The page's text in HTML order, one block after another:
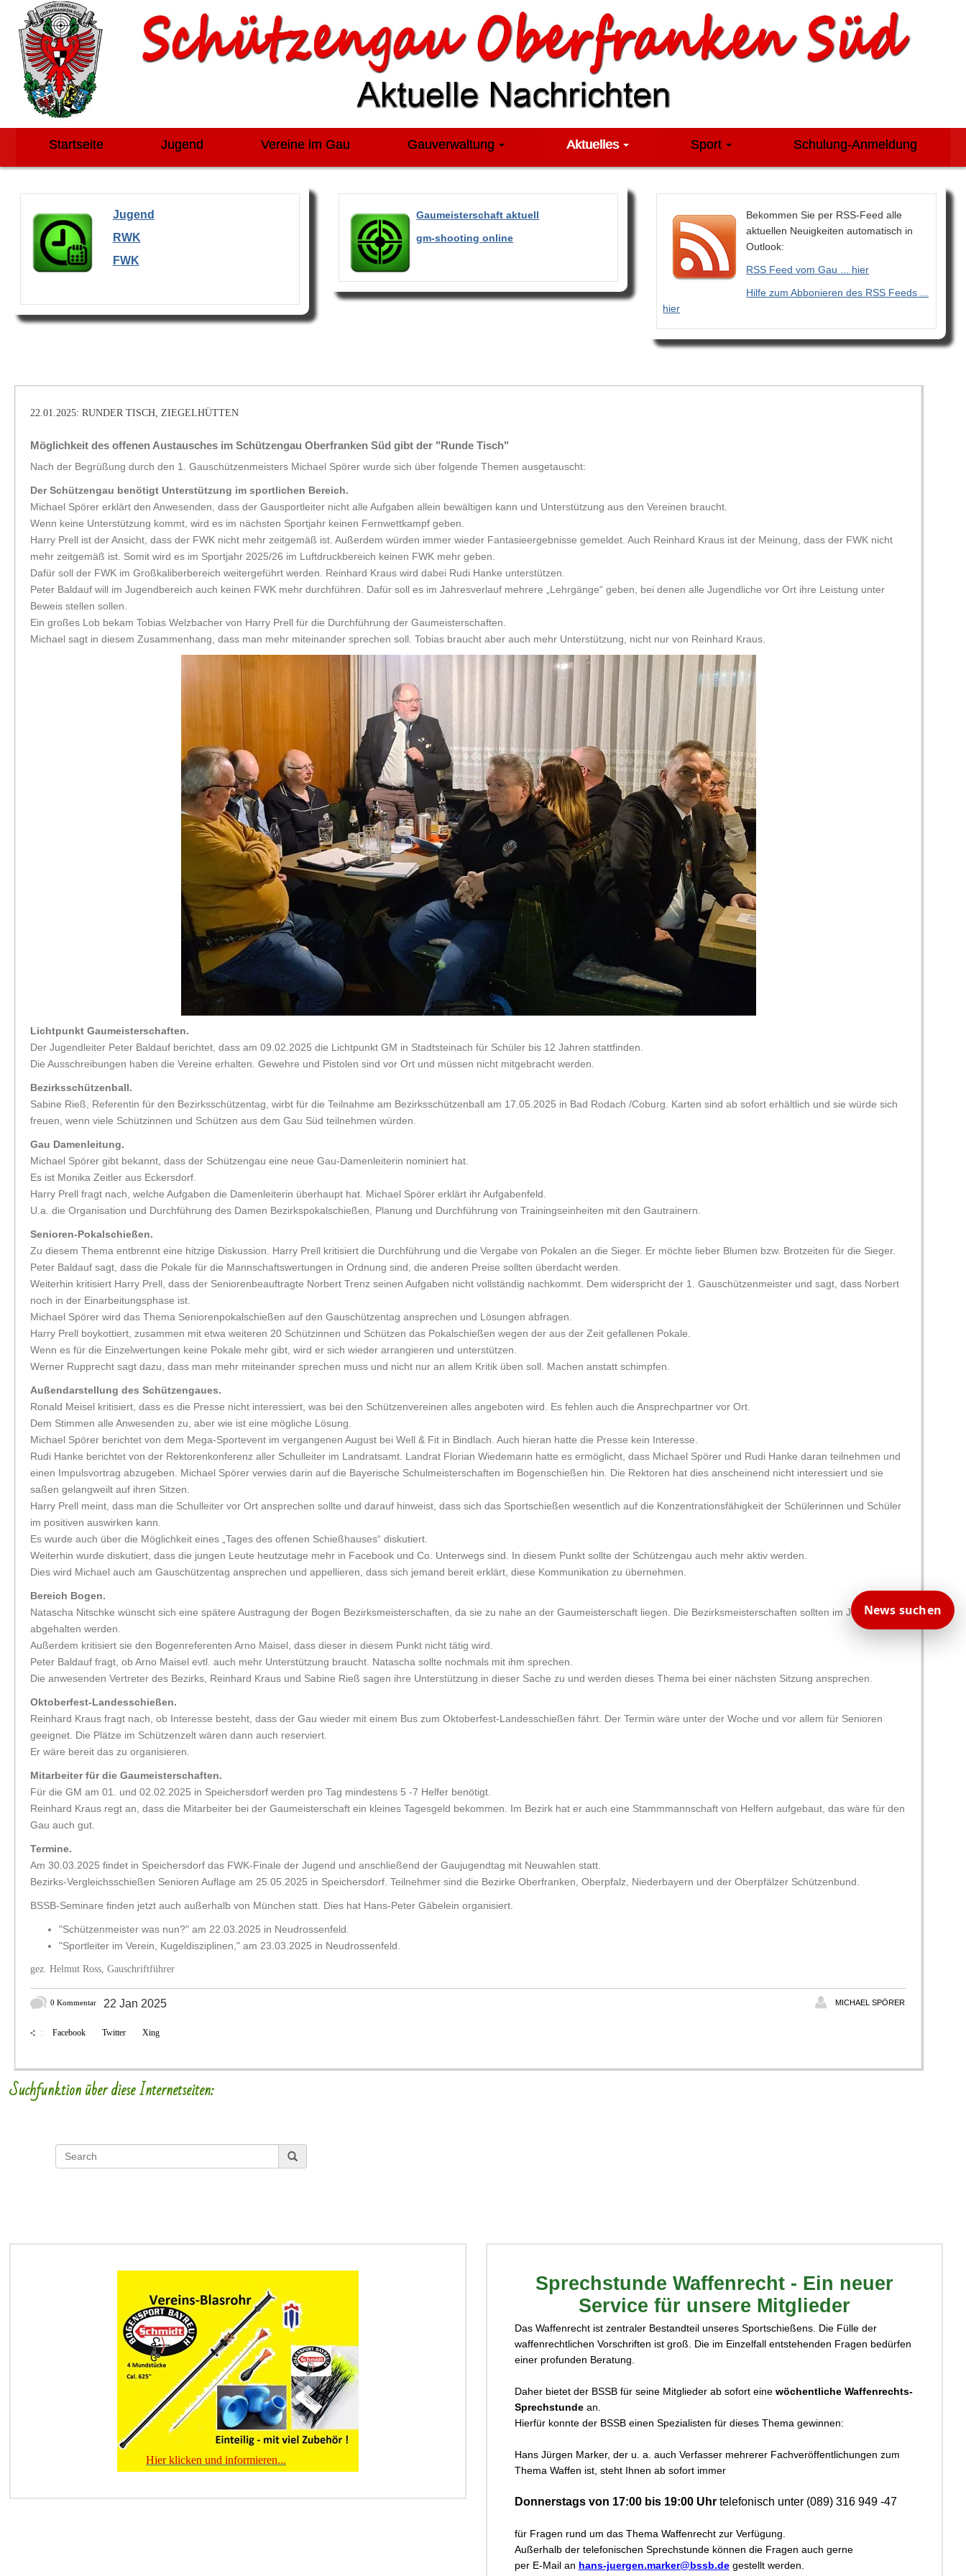
Startseite Jugend Vereine im Gau Gauverwaltung Aktuelles Sport Schulung-Anmeldung
News suchen
Jugend
RWK
FWK
Gaumeisterschaft aktuell
gm-shooting online
Bekommen Sie per RSS-Feed alle
aktuellen Neuigkeiten automatisch in
Outlook:
RSS Feed vom Gau ... hier
Hilfe zum Abbonieren des RSS Feeds ...
hier
22.01.2025: RUNDER TISCH, ZIEGELHÜTTEN
Möglichkeit des offenen Austausches im Schützengau Oberfranken Süd gibt der "Runde Tisch"
Nach der Begrüßung durch den 1. Gauschützenmeisters Michael Spörer wurde sich über folgende Themen ausgetauscht:
Der Schützengau benötigt Unterstützung im sportlichen Bereich.
Michael Spörer erklärt den Anwesenden, dass der Gausportleiter nicht alle Aufgaben allein bewältigen kann und Unterstützung aus den Vereinen braucht.
Wenn keine Unterstützung kommt, wird es im nächsten Sportjahr keinen Fernwettkampf geben.
Harry Prell ist der Ansicht, dass der FWK nicht mehr zeitgemäß ist. Außerdem würden immer wieder Fantasieergebnisse gemeldet. Auch Reinhard Kraus ist der Meinung, dass der FWK nicht
mehr zeitgemäß ist. Somit wird es im Sportjahr 2025/26 im Luftdruckbereich keinen FWK mehr geben.
Dafür soll der FWK im Großkaliberbereich weitergeführt werden. Reinhard Kraus wird dabei Rudi Hanke unterstützen.
Peter Baldauf will im Jugendbereich auch keinen FWK mehr durchführen. Dafür soll es im Jahresverlauf mehrere „Lehrgänge“ geben, bei denen alle Jugendliche vor Ort ihre Leistung unter
Beweis stellen sollen.
Ein großes Lob bekam Tobias Welzbacher von Harry Prell für die Durchführung der Gaumeisterschaften.
Michael sagt in diesem Zusammenhang, dass man mehr miteinander sprechen soll. Tobias braucht aber auch mehr Unterstützung, nicht nur von Reinhard Kraus.
Lichtpunkt Gaumeisterschaften.
Der Jugendleiter Peter Baldauf berichtet, dass am 09.02.2025 die Lichtpunkt GM in Stadtsteinach für Schüler bis 12 Jahren stattfinden.
Die Ausschreibungen haben die Vereine erhalten. Gewehre und Pistolen sind vor Ort und müssen nicht mitgebracht werden.
Bezirksschützenball.
Sabine Rieß, Referentin für den Bezirksschützentag, wirbt für die Teilnahme am Bezirksschützenball am 17.05.2025 in Bad Rodach /Coburg. Karten sind ab sofort erhältlich und sie würde sich
freuen, wenn viele Schützinnen und Schützen aus dem Gau Süd teilnehmen würden.
Gau Damenleitung.
Michael Spörer gibt bekannt, dass der Schützengau eine neue Gau-Damenleiterin nominiert hat.
Es ist Monika Zeitler aus Eckersdorf.
Harry Prell fragt nach, welche Aufgaben die Damenleiterin überhaupt hat. Michael Spörer erklärt ihr Aufgabenfeld.
U.a. die Organisation und Durchführung des Damen Bezirkspokalschießen, Planung und Durchführung von Trainingseinheiten mit den Gautrainern.
Senioren-Pokalschießen.
Zu diesem Thema entbrennt eine hitzige Diskussion. Harry Prell kritisiert die Durchführung und die Vergabe von Pokalen an die Sieger. Er möchte lieber Blumen bzw. Brotzeiten für die Sieger.
Peter Baldauf sagt, dass die Pokale für die Mannschaftswertungen in Ordnung sind, die anderen Preise sollten überdacht werden.
Weiterhin kritisiert Harry Prell, dass der Seniorenbeauftragte Norbert Trenz seinen Aufgaben nicht vollständig nachkommt. Dem widerspricht der 1. Gauschützenmeister und sagt, dass Norbert
noch in der Einarbeitungsphase ist.
Michael Spörer wird das Thema Seniorenpokalschießen auf den Gauschützentag ansprechen und Lösungen abfragen.
Harry Prell boykottiert, zusammen mit etwa weiteren 20 Schützinnen und Schützen das Pokalschießen wegen der aus der Zeit gefallenen Pokale.
Wenn es für die Einzelwertungen keine Pokale mehr gibt, wird er sich wieder arrangieren und unterstützen.
Werner Rupprecht sagt dazu, dass man mehr miteinander sprechen muss und nicht nur an allem Kritik üben soll. Machen anstatt schimpfen.
Außendarstellung des Schützengaues.
Ronald Meisel kritisiert, dass es die Presse nicht interessiert, was bei den Schützenvereinen alles angeboten wird. Es fehlen auch die Ansprechpartner vor Ort.
Dem Stimmen alle Anwesenden zu, aber wie ist eine mögliche Lösung.
Michael Spörer berichtet von dem Mega-Sportevent im vergangenen August bei Well & Fit in Bindlach. Auch hieran hatte die Presse kein Interesse.
Rudi Hanke berichtet von der Rektorenkonferenz aller Schulleiter im Landratsamt. Landrat Florian Wiedemann hatte es ermöglicht, dass Michael Spörer und Rudi Hanke daran teilnehmen und
einen Impulsvortrag abzugeben. Michael Spörer verwies darin auf die Bayerische Schulmeisterschaften im Bogenschießen hin. Die Rektoren hat dies anscheinend nicht interessiert und sie
saßen gelangweilt auf ihren Sitzen.
Harry Prell meint, dass man die Schulleiter vor Ort ansprechen sollte und darauf hinweist, dass sich das Sportschießen wesentlich auf die Konzentrationsfähigkeit der Schülerinnen und Schüler
im positiven auswirken kann.
Es wurde auch über die Möglichkeit eines „Tages des offenen Schießhauses“ diskutiert.
Weiterhin wurde diskutiert, dass die jungen Leute heutzutage mehr in Facebook und Co. Unterwegs sind. In diesem Punkt sollte der Schützengau auch mehr aktiv werden.
Dies wird Michael auch am Gauschützentag ansprechen und appellieren, dass sich jemand bereit erklärt, diese Kommunikation zu übernehmen.
Bereich Bogen.
Natascha Nitschke wünscht sich eine spätere Austragung der Bogen Bezirksmeisterschaften, da sie zu nahe an der Gaumeisterschaft liegen. Die Bezirksmeisterschaften sollten im Juli
abgehalten werden.
Außerdem kritisiert sie den Bogenreferenten Arno Maisel, dass dieser in diesem Punkt nicht tätig wird.
Peter Baldauf fragt, ob Arno Maisel evtl. auch mehr Unterstützung braucht. Natascha sollte nochmals mit ihm sprechen.
Die anwesenden Vertreter des Bezirks, Reinhard Kraus und Sabine Rieß sagen ihre Unterstützung in dieser Sache zu und werden dieses Thema bei einer nächsten Sitzung ansprechen.
Oktoberfest-Landesschießen.
Reinhard Kraus fragt nach, ob Interesse besteht, dass der Gau wieder mit einem Bus zum Oktoberfest-Landesschießen fährt. Der Termin wäre unter der Woche und vor allem für Senioren
geeignet. Die Plätze im Schützenzelt wären dann auch reserviert.
Er wäre bereit das zu organisieren.
Mitarbeiter für die Gaumeisterschaften.
Für die GM am 01. und 02.02.2025 in Speichersdorf werden pro Tag mindestens 5 -7 Helfer benötigt.
Reinhard Kraus regt an, dass die Mitarbeiter bei der Gaumeisterschaft ein kleines Tagesgeld bekommen. Im Bezirk hat er auch eine Stammmannschaft von Helfern aufgebaut, das wäre für den
Gau auch gut.
Termine.
Am 30.03.2025 findet in Speichersdorf das FWK-Finale der Jugend und anschließend der Gaujugendtag mit Neuwahlen statt.
Bezirks-Vergleichsschießen Senioren Auflage am 25.05.2025 in Speichersdorf. Teilnehmer sind die Bezirke Oberfranken, Oberpfalz, Niederbayern und der Oberpfälzer Schützenbund.
BSSB-Seminare finden jetzt auch außerhalb von München statt. Dies hat Hans-Peter Gäbelein organisiert.
"Schützenmeister was nun?" am 22.03.2025 in Neudrossenfeld.
"Sportleiter im Verein, Kugeldisziplinen," am 23.03.2025 in Neudrossenfeld.
gez. Helmut Ross, Gauschriftführer
22 Jan 2025
0 Kommentar MICHAEL SPÖRER
: Facebook Twitter Xing
Suchfunktion über diese Internetseiten:
klick...
Hier klicken und informieren...
Sprechstunde Waffenrecht - Ein neuer
Service für unsere Mitglieder
Das Waffenrecht ist zentraler Bestandteil unseres Sportschießens. Die Fülle der
waffenrechtlichen Vorschriften ist groß. Die im Einzelfall entstehenden Fragen bedürfen
einer profunden Beratung.
Daher bietet der BSSB für seine Mitglieder ab sofort eine wöchentliche Waffenrechts-
Sprechstundean.
Hierfür konnte der BSSB einen Spezialisten für dieses Thema gewinnen:
Hans Jürgen Marker, der u. a. auch Verfasser mehrerer Fachveröffentlichungen zum
Thema Waffen ist, steht Ihnen ab sofort immer
Donnerstags von 17:00 bis 19:00 Uhrtelefonisch unter (089) 316 949 -47
für Fragen rund um das Thema Waffenrecht zur Verfügung.
Außerhalb der telefonischen Sprechstunde können die Fragen auch gerne
per E-Mail an hans-juergen.marker@bssb.degestellt werden.